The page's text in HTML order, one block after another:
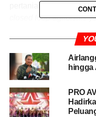
pertanian melalui
loopagribisnis
Closed LoopAgribisnis
(22/2/2022).
Menurutnya, melalui
merupakan sistem
diintegrasikan dari level
dikelola melalui sistem
hingga
PRO